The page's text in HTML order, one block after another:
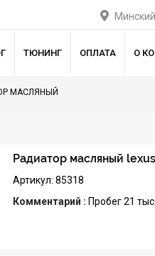
ТЮНИНГ ОПЛАТА О
МАСЛЯНЫЙ
Радиатор масляный
Артикул: 85318
Комментарий : Пробег 21